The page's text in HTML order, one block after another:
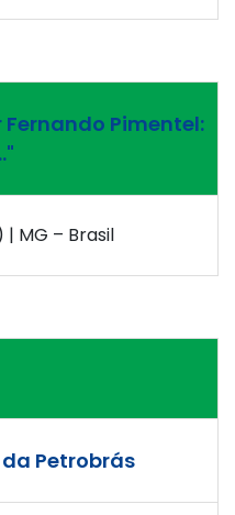
Pimentel:
MG – Brasil
Petrobrás